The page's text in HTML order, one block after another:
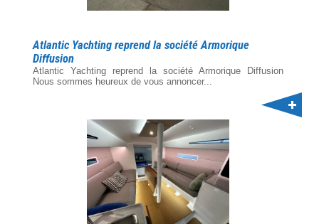
Atlantic Yachting reprend la société Armorique
Diffusion
Atlantic Yachting reprend la société Armorique Diffusion
Nous sommes heureux de vous annoncer...